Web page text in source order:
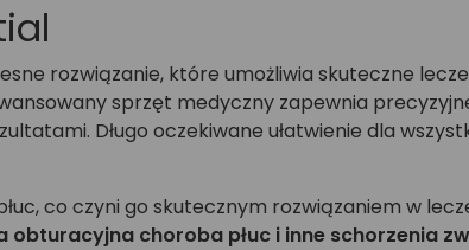
rozwiązanie, które umożliwia skuteczne
sprzęt medyczny zapewnia
Długo oczekiwane ułatwienie dla
co czyni go skutecznym rozwiązaniem w
obturacyjna choroba płuc i inne schorzenia